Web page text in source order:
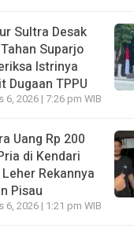
Sultra Desak
Suparjo
Istrinya
Dugaan TPPU
6, 2026 | 7:26 pm WIB
Uang Rp 200
di Kendari
Rekannya
Pisau
6, 2026 | 1:21 pm WIB